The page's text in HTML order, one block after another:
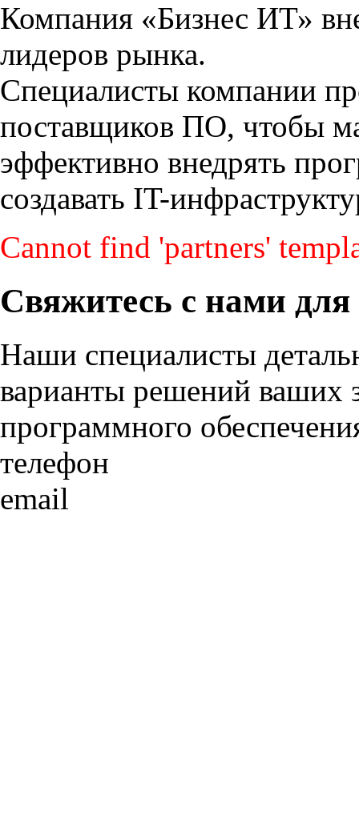
Компания «Бизнес ИТ»
лидеров рынка.
Специалисты компании
поставщиков ПО, чтобы
эффективно внедрять
создавать IT-
Cannot find 'partners'
Свяжитесь с нами для
Наши специалисты
варианты решений ваших
программного
телефон
email